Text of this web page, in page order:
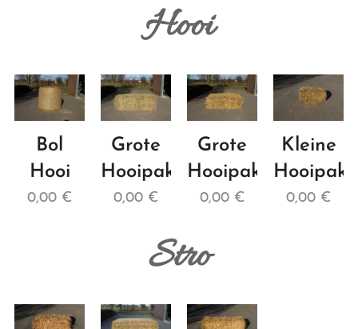
Hooi
Bol
Hooi
0,00 €
Grote
Hooipak
0,00 €
Grote
Hooipak
0,00 €
Kleine
Hooipak
0,00 €
Stro